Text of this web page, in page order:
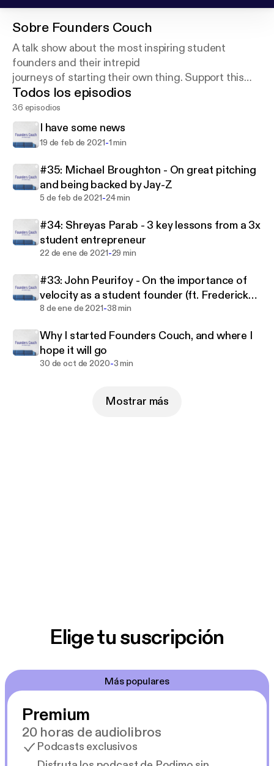
Sobre Founders Couch
A talk show about the most inspiring student
founders and their intrepid
journeys of starting their own thing. Support this
https://anchor.fm/founderscouch/support
Todos los episodios
36 episodios
I have some news
19 de feb de 2021-1 min
#35: Michael Broughton - On great pitching
and being backed by Jay-Z
5 de feb de 2021-24 min
#34: Shreyas Parab - 3 key lessons from a 3x
student entrepreneur
22 de ene de 2021-29 min
#33: John Peurifoy - On the importance of
velocity as a student founder (ft. Frederick
Daso from Forbes)
8 de ene de 2021-38 min
Why I started Founders Couch, and where I
hope it will go
30 de oct de 2020-3 min
Mostrar más
Elige tu suscripción
Más populares
Premium
20 horas de audiolibros
Podcasts exclusivos